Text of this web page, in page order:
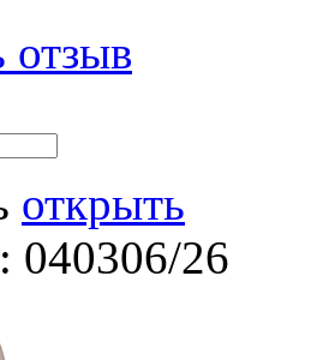
отзыв
открыть
040306/26